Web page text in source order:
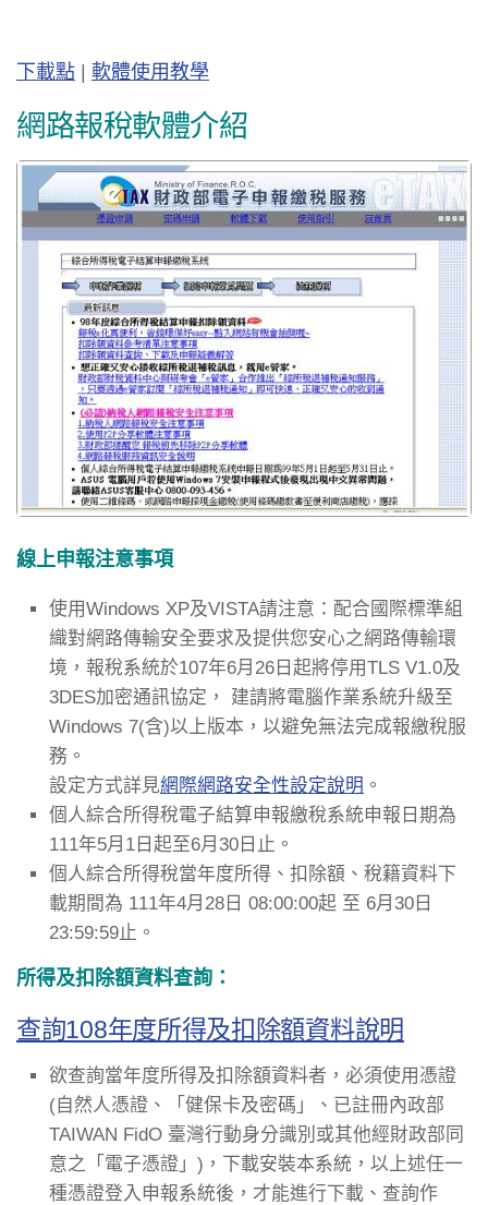
下載點 軟體使用教學
網路報稅軟體介紹
線上申報注意事項
使用Windows XP及VISTA請注意：配合國際標準組
織對網路傳輸安全要求及提供您安心之網路傳輸環
境，報稅系統於107年6月26日起將停用TLS V1.0及
3DES加密通訊協定， 建請將電腦作業系統升級至
Windows 7(含)以上版本，以避免無法完成報繳稅服
務。
設定方式詳見網際網路安全性設定說明 。
個人綜合所得稅電子結算申報繳稅系統申報日期為
111年5月1日起至6月30日止。
個人綜合所得稅當年度所得、扣除額、稅籍資料下
載期間為 111年4月28日 08:00:00起 至 6月30日
23:59:59止。
所得及扣除額資料查詢：
查詢108年度所得及扣除額資料說明
欲查詢當年度所得及扣除額資料者，必須使用憑證
(自然人憑證、「健保卡及密碼」、已註冊內政部
TAIWAN FidO 臺灣行動身分識別或其他經財政部同
意之「電子憑證」)，下載安裝本系統，以上述任一
種憑證登入申報系統後，才能進行下載、查詢作